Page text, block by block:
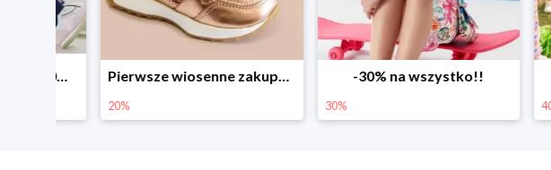
Pierwsze wiosenne zakupy -20% -30% na wszystko!! -